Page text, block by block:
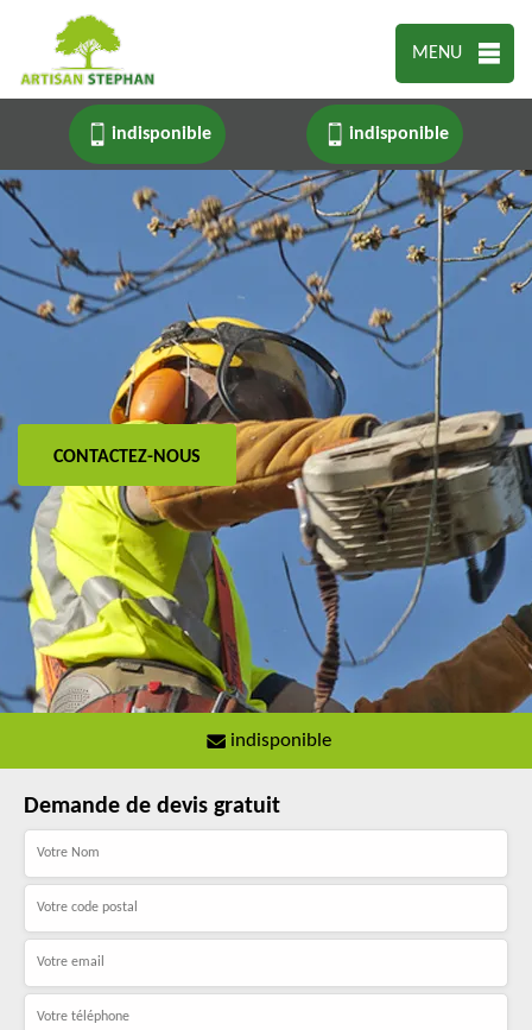
MENU
indisponible indisponible
CONTACTEZ-NOUS
indisponible
Demande de devis gratuit